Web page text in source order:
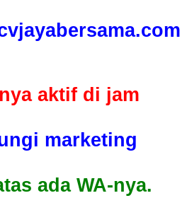
aktif di jam
marketing
ada WA-nya.